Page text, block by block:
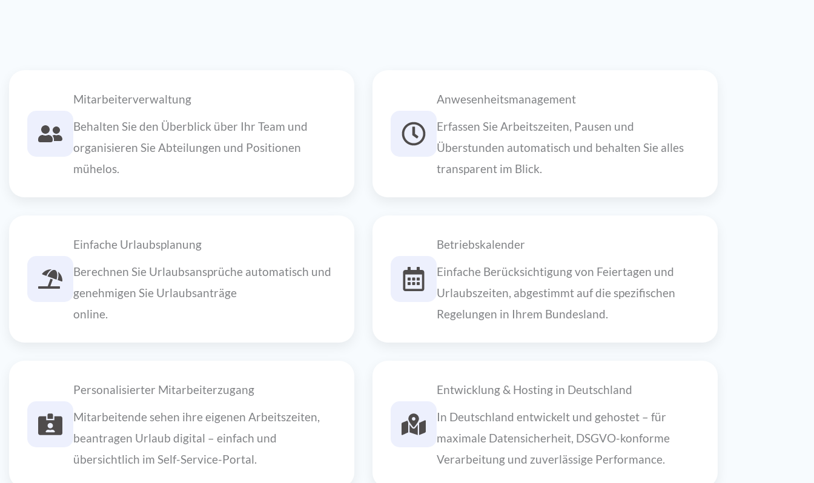
Mitarbeiterverwaltung
Behalten Sie den Überblick über Ihr Team und
organisieren Sie Abteilungen und Positionen
mühelos.
Einfache Urlaubsplanung
Berechnen Sie Urlaubsansprüche automatisch und
genehmigen Sie Urlaubsanträge
online.
Anwesenheitsmanagement
Erfassen Sie Arbeitszeiten, Pausen und
Überstunden automatisch und behalten Sie alles
transparent im Blick.
Betriebskalender
Einfache Berücksichtigung von Feiertagen und
Urlaubszeiten, abgestimmt auf die spezifischen
Regelungen in Ihrem Bundesland.
Personalisierter Mitarbeiterzugang
Mitarbeitende sehen ihre eigenen Arbeitszeiten,
beantragen Urlaub digital – einfach und
übersichtlich im Self-Service-Portal.
Entwicklung & Hosting in Deutschland
In Deutschland entwickelt und gehostet – für
maximale Datensicherheit, DSGVO-konforme
Verarbeitung und zuverlässige Performance.